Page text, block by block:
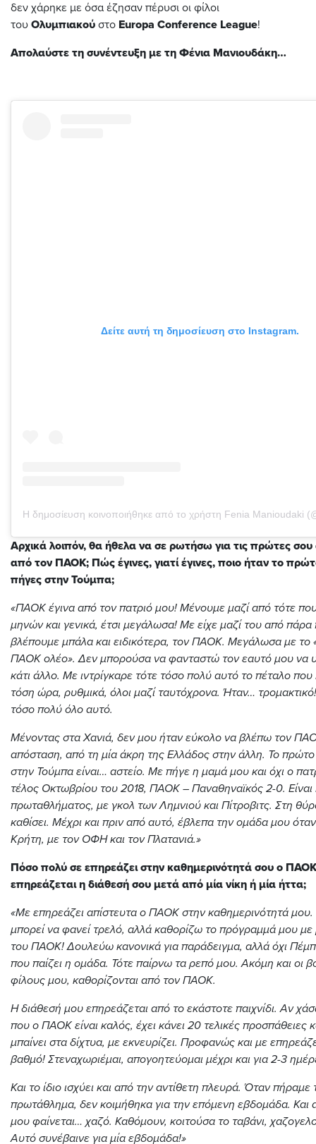
δεν χάρηκε με όσα έζησαν πέρυσι οι φίλοι
του Ολυμπιακού στο Europa Conference League!
Απολαύστε τη συνέντευξη με τη Φένια Μανιουδάκη…
Δείτε αυτή τη δημοσίευση στο Instagram.
Η δημοσίευση κοινοποιήθηκε από το χρήστη Fenia Manioudaki
Αρχικά λοιπόν, θα ήθελα να σε ρωτήσω για τις πρώτες σου
από τον ΠΑΟΚ; Πώς έγινες, γιατί έγινες, ποιο ήταν το
πήγες στην Τούμπα;
«ΠΑΟΚ έγινα από τον πατριό μου! Μένουμε μαζί από τότε
μηνών και γενικά, έτσι μεγάλωσα! Με είχε μαζί του από πάρα
βλέπουμε μπάλα και ειδικότερα, τον ΠΑΟΚ. Μεγάλωσα με
ΠΑΟΚ ολέο». Δεν μπορούσα να φανταστώ τον εαυτό μου να
κάτι άλλο. Με ιντρίγκαρε τότε τόσο πολύ αυτό το πέταλο που
τόση ώρα, ρυθμικά, όλοι μαζί ταυτόχρονα. Ήταν…
τόσο πολύ όλο αυτό.
Μένοντας στα Χανιά, δεν μου ήταν εύκολο να βλέπω τον
απόσταση, από τη μία άκρη της Ελλάδος στην άλλη. Το
στην Τούμπα είναι… αστείο. Με πήγε η μαμά μου και όχι ο
τέλος Οκτωβρίου του 2018, ΠΑΟΚ – Παναθηναϊκός 2-0. Είναι
πρωταθλήματος, με γκολ των Λημνιού και Πίτροβιτς. Στη
καθίσει. Μέχρι και πριν από αυτό, έβλεπα την ομάδα μου
Κρήτη, με τον ΟΦΗ και τον Πλατανιά.»
Πόσο πολύ σε επηρεάζει στην καθημερινότητά σου ο
επηρεάζεται η διάθεσή σου μετά από μία νίκη ή μία ήττα;
«Με επηρεάζει απίστευτα ο ΠΑΟΚ στην καθημερινότητά μου.
μπορεί να φανεί τρελό, αλλά καθορίζω το πρόγραμμά μου
του ΠΑΟΚ! Δουλεύω κανονικά για παράδειγμα, αλλά όχι
που παίζει η ομάδα. Τότε παίρνω τα ρεπό μου. Ακόμη και οι
φίλους μου, καθορίζονται από τον ΠΑΟΚ.
Η διάθεσή μου επηρεάζεται από το εκάστοτε παιχνίδι. Αν
που ο ΠΑΟΚ είναι καλός, έχει κάνει 20 τελικές προσπάθειες
μπαίνει στα δίχτυα, με εκνευρίζει. Προφανώς και με
βαθμό! Στεναχωριέμαι, απογοητεύομαι μέχρι και για 2-3
Και το ίδιο ισχύει και από την αντίθετη πλευρά. Όταν πήραμε
πρωτάθλημα, δεν κοιμήθηκα για την επόμενη εβδομάδα. Και
μου φαίνεται… χαζό. Καθόμουν, κοιτούσα το ταβάνι,
Αυτό συνέβαινε για μία εβδομάδα!»